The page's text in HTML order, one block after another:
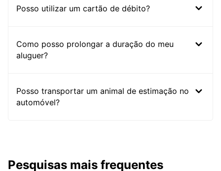
Posso utilizar um cartão de débito?
Como posso prolongar a duração do meu
aluguer?
Posso transportar um animal de estimação no
automóvel?
Pesquisas mais frequentes